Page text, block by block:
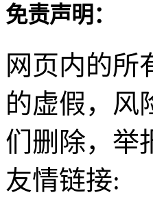
免责声明：
网页内的所
的虚假，风
们删除，举
友情链接: